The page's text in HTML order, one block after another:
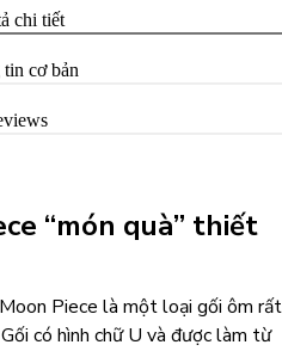
chi tiết
cơ bản
“món quà” thiết
Piece là một loại gối ôm rất
có hình chữ U và được làm từ